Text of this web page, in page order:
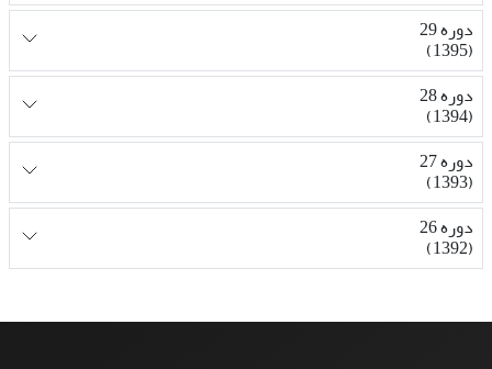
دوره 29
(1395)
دوره 28
(1394)
دوره 27
(1393)
دوره 26
(1392)